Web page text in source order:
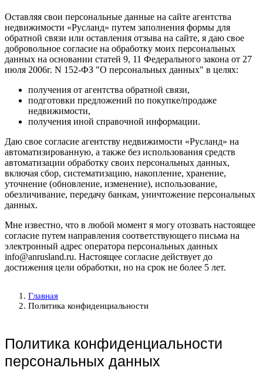
Оставляя свои персональные данные на сайте агентства
недвижимости «Русланд» путем заполнения формы для
обратной связи или оставления отзыва на сайте, я даю свое
добровольное согласие на обработку моих персональных
данных на основании статей 9, 11 Федерального закона от 27
июля 2006г. N 152-ФЗ "О персональных данных" в целях:
получения от агентства обратной связи,
подготовки предложений по покупке/продаже
недвижимости,
получения иной справочной информации.
Даю свое согласие агентству недвижимости «Русланд» на
автоматизированную, а также без использования средств
автоматизации обработку своих персональных данных,
включая сбор, систематизацию, накопление, хранение,
уточнение (обновление, изменение), использование,
обезличивание, передачу банкам, уничтожение персональных
данных.
Мне известно, что в любой момент я могу отозвать настоящее
согласие путем направления соответствующего письма на
электронный адрес оператора персональных данных
info@anrusland.ru. Настоящее согласие действует до
достижения цели обработки, но на срок не более 5 лет.
Главная
Политика конфиденциальности
Политика конфиденциальности
персональных данных